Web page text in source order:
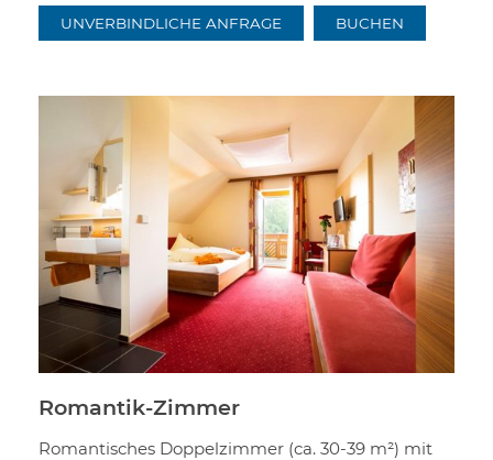
UNVERBINDLICHE ANFRAGE BUCHEN
Romantik-Zimmer
Romantisches Doppelzimmer (ca. 30-39 m²) mit